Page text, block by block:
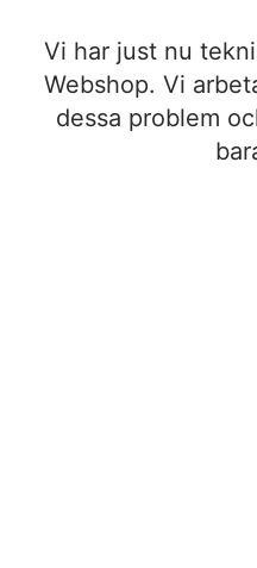
Vi har just nu
Webshop. Vi
dessa problem